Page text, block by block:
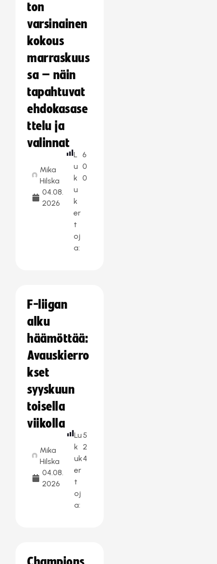
ton
varsinainen
kokous
marraskuus
sa – näin
tapahtuvat
ehdokasase
ttelu ja
valinnat
Mika
Hilska
04.08.
2026
L
u
k
u
k
er
t
oj
a:
6
0
0
F-liigan
alku
häämöttää:
Avauskierro
kset
syyskuun
toisella
viikolla
Mika
Hilska
04.08.
2026
Lu
k
uk
er
t
oj
a:
5
2
4